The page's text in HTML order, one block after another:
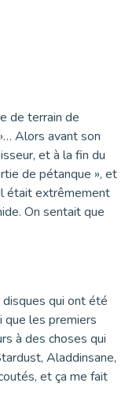
de terrain de
Alors avant son
et à la fin du
de pétanque », et
était extrêmement
On sentait que
qui ont été
que les premiers
à des choses qui
Aladdinsane,
et ça me fait